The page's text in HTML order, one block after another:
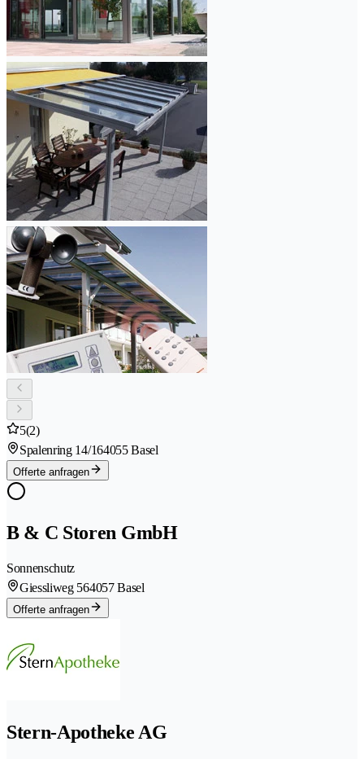
5(2)
Spalenring 14/164055 Basel
Offerte anfragen
B & C Storen GmbH
Sonnenschutz
Giessliweg 564057 Basel
Offerte anfragen
Stern-Apotheke AG